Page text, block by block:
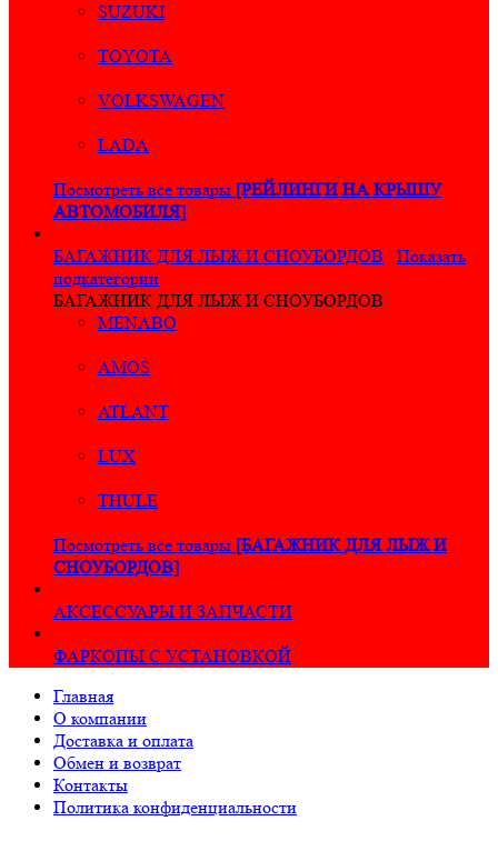
SUZUKI
TOYOTA
VOLKSWAGEN
LADA
Посмотреть все товары [РЕЙЛИНГИ НА КРЫШУ
АВТОМОБИЛЯ]
БАГАЖНИК ДЛЯ ЛЫЖ И СНОУБОРДОВ
Показать
подкатегории
БАГАЖНИК ДЛЯ ЛЫЖ И СНОУБОРДОВ
MENABO
AMOS
ATLANT
LUX
THULE
Посмотреть все товары [БАГАЖНИК ДЛЯ ЛЫЖ И
СНОУБОРДОВ]
АКСЕССУАРЫ И ЗАПЧАСТИ
ФАРКОПЫ С УСТАНОВКОЙ
Главная
О компании
Доставка и оплата
Обмен и возврат
Контакты
Политика конфиденциальности